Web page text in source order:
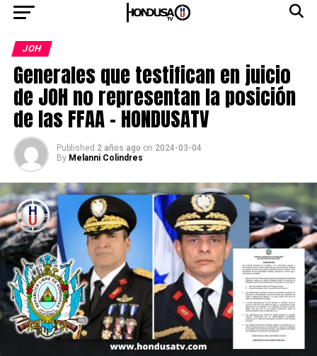
JOH
Generales que testifican en juicio
de JOH no representan la posición
de las FFAA – HONDUSATV
Published 2 años ago on 2024-03-04
By Melanni Colindres